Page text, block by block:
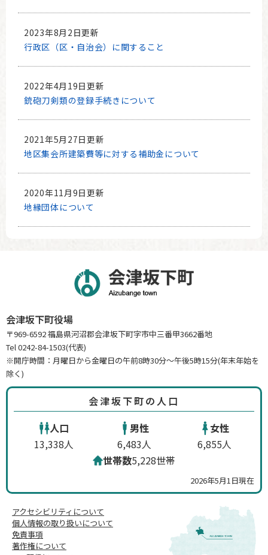
2023年8月2日更新
行政区（区・自治会）に関すること
2022年4月19日更新
銃砲刀剣類の登録手続きについて
2021年5月27日更新
地区集会所建築費等に対する補助金について
2020年11月9日更新
地縁団体について
アクセシビリティについて
個人情報の取り扱いについて
免責事項
著作権について
会津坂下町役場
〒969-6592 福島県河沼郡会津坂下町字市中三番甲3662番地
Tel 0242-84-1503(代表)
※開庁時間：月曜日から金曜日の午前8時30分～午後5時15分(年末年始を
除く)
会津坂下町の人口
人口
13,338人
男性
6,483人
女性
6,855人
世帯数5,228世帯
2026年5月1日現在